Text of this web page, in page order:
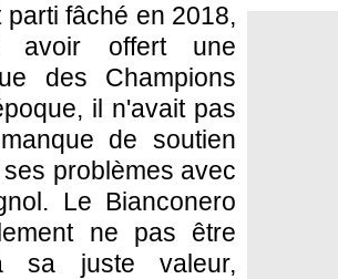
parti fâché en 2018,
avoir offert une
des Champions
il n'avait pas
de soutien
problèmes avec
Le Bianconero
ne pas être
sa juste valeur,